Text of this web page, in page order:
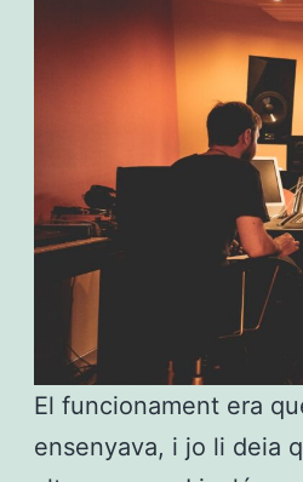
El funcionament era
ensenyava, i jo li deia